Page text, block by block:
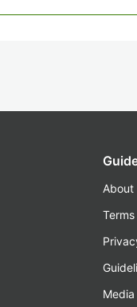
About
Terms